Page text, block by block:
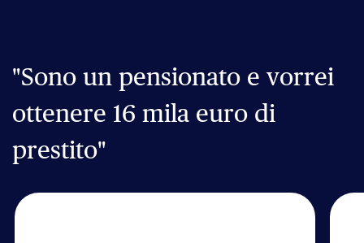
"Sono un pensionato e vorrei
ottenere 16 mila euro di
prestito"